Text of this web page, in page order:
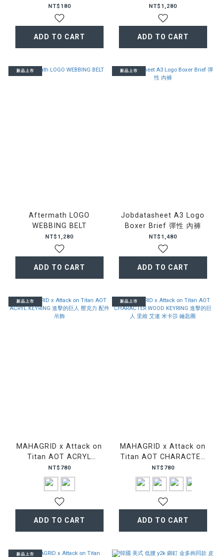
NT$180
ADD TO CART
NT$1,280
ADD TO CART
新品上市
Aftermath LOGO
WEBBING BELT
NT$1,280
ADD TO CART
新品上市
Jobdatasheet A3 Logo
Boxer Brief 彈性 內褲
NT$1,480
ADD TO CART
新品上市
MAHAGRID x Attack on
Titan AOT ACRYL
KEYRING 進擊的巨人 壓克
力 配件 吊飾
NT$780
ADD TO CART
新品上市
MAHAGRID x Attack on
Titan AOT CHARACTER
WOOD KEYRING 進擊的巨
人 里維 艾連 米卡莎 鑰匙圈
NT$780
ADD TO CART
新品上市